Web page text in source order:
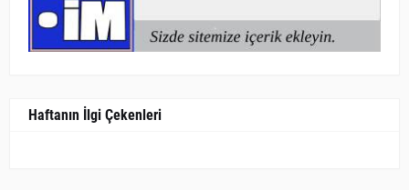
Haftanın İlgi Çekenleri